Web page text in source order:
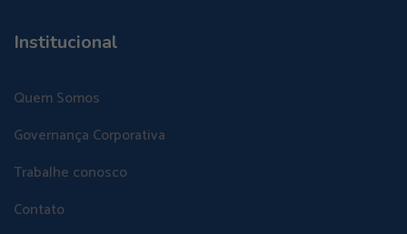
Institucional
Quem Somos
Governança Corporativa
Trabalhe conosco
Contato